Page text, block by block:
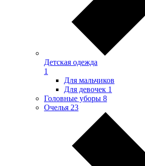
Детская одежда
1
Для мальчиков
Для девочек 1
Головные уборы 8
Очелья 23